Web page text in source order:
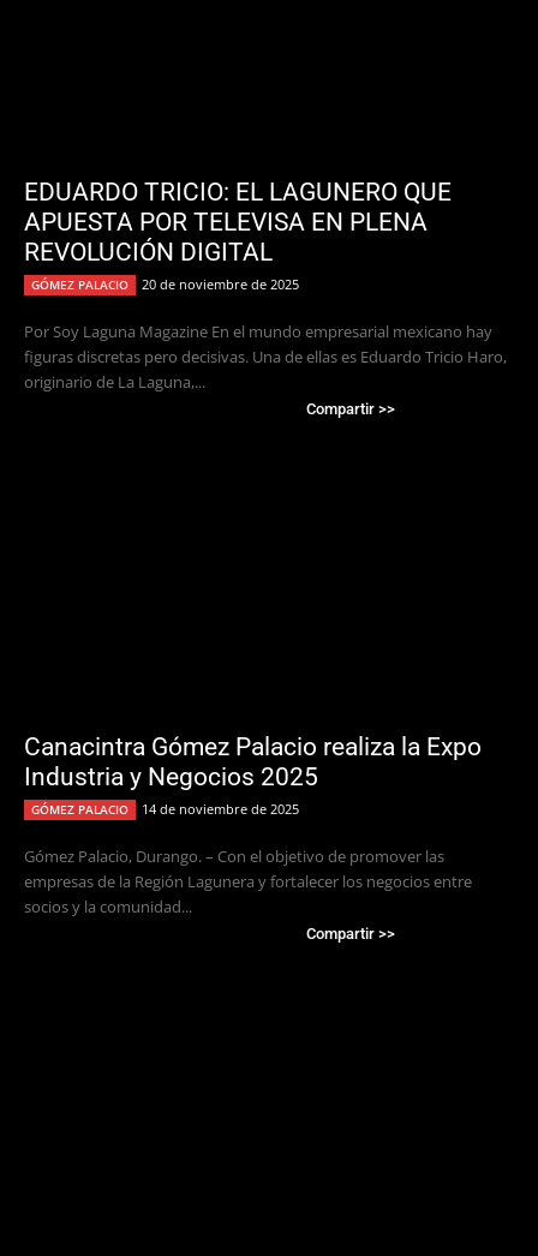
EDUARDO TRICIO: EL LAGUNERO QUE
APUESTA POR TELEVISA EN PLENA
REVOLUCIÓN DIGITAL
GÓMEZ PALACIO 20 de noviembre de 2025
Por Soy Laguna Magazine En el mundo empresarial mexicano hay
figuras discretas pero decisivas. Una de ellas es Eduardo Tricio Haro,
originario de La Laguna,...
Compartir >>
Canacintra Gómez Palacio realiza la Expo
Industria y Negocios 2025
GÓMEZ PALACIO 14 de noviembre de 2025
Gómez Palacio, Durango. – Con el objetivo de promover las
empresas de la Región Lagunera y fortalecer los negocios entre
socios y la comunidad...
Compartir >>